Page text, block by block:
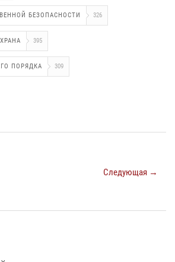
БЕЗОПАСНОСТИ 326
395
ПОРЯДКА 309
Следующая →